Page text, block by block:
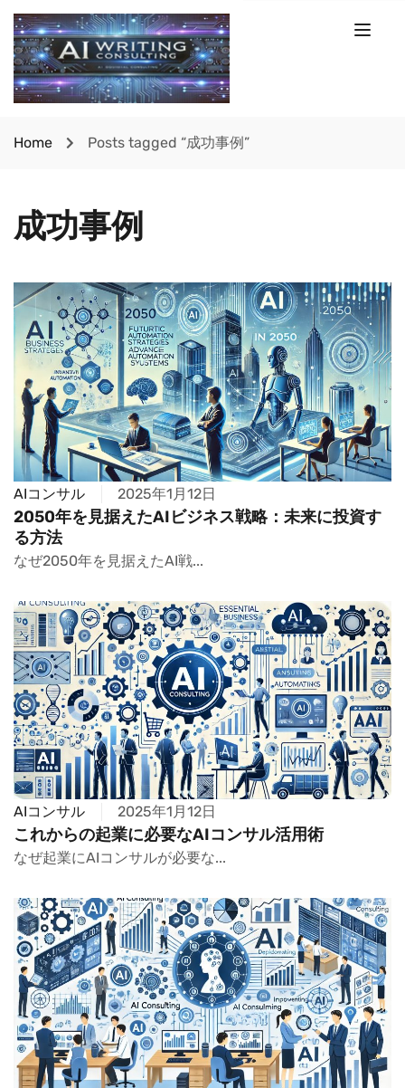
Home Posts tagged “成功事例”
成功事例
AIコンサル 2025年1月12日
2050年を見据えたAIビジネス戦略：未来に投資す
る方法
なぜ2050年を見据えたAI戦...
AIコンサル 2025年1月12日
これからの起業に必要なAIコンサル活用術
なぜ起業にAIコンサルが必要な...